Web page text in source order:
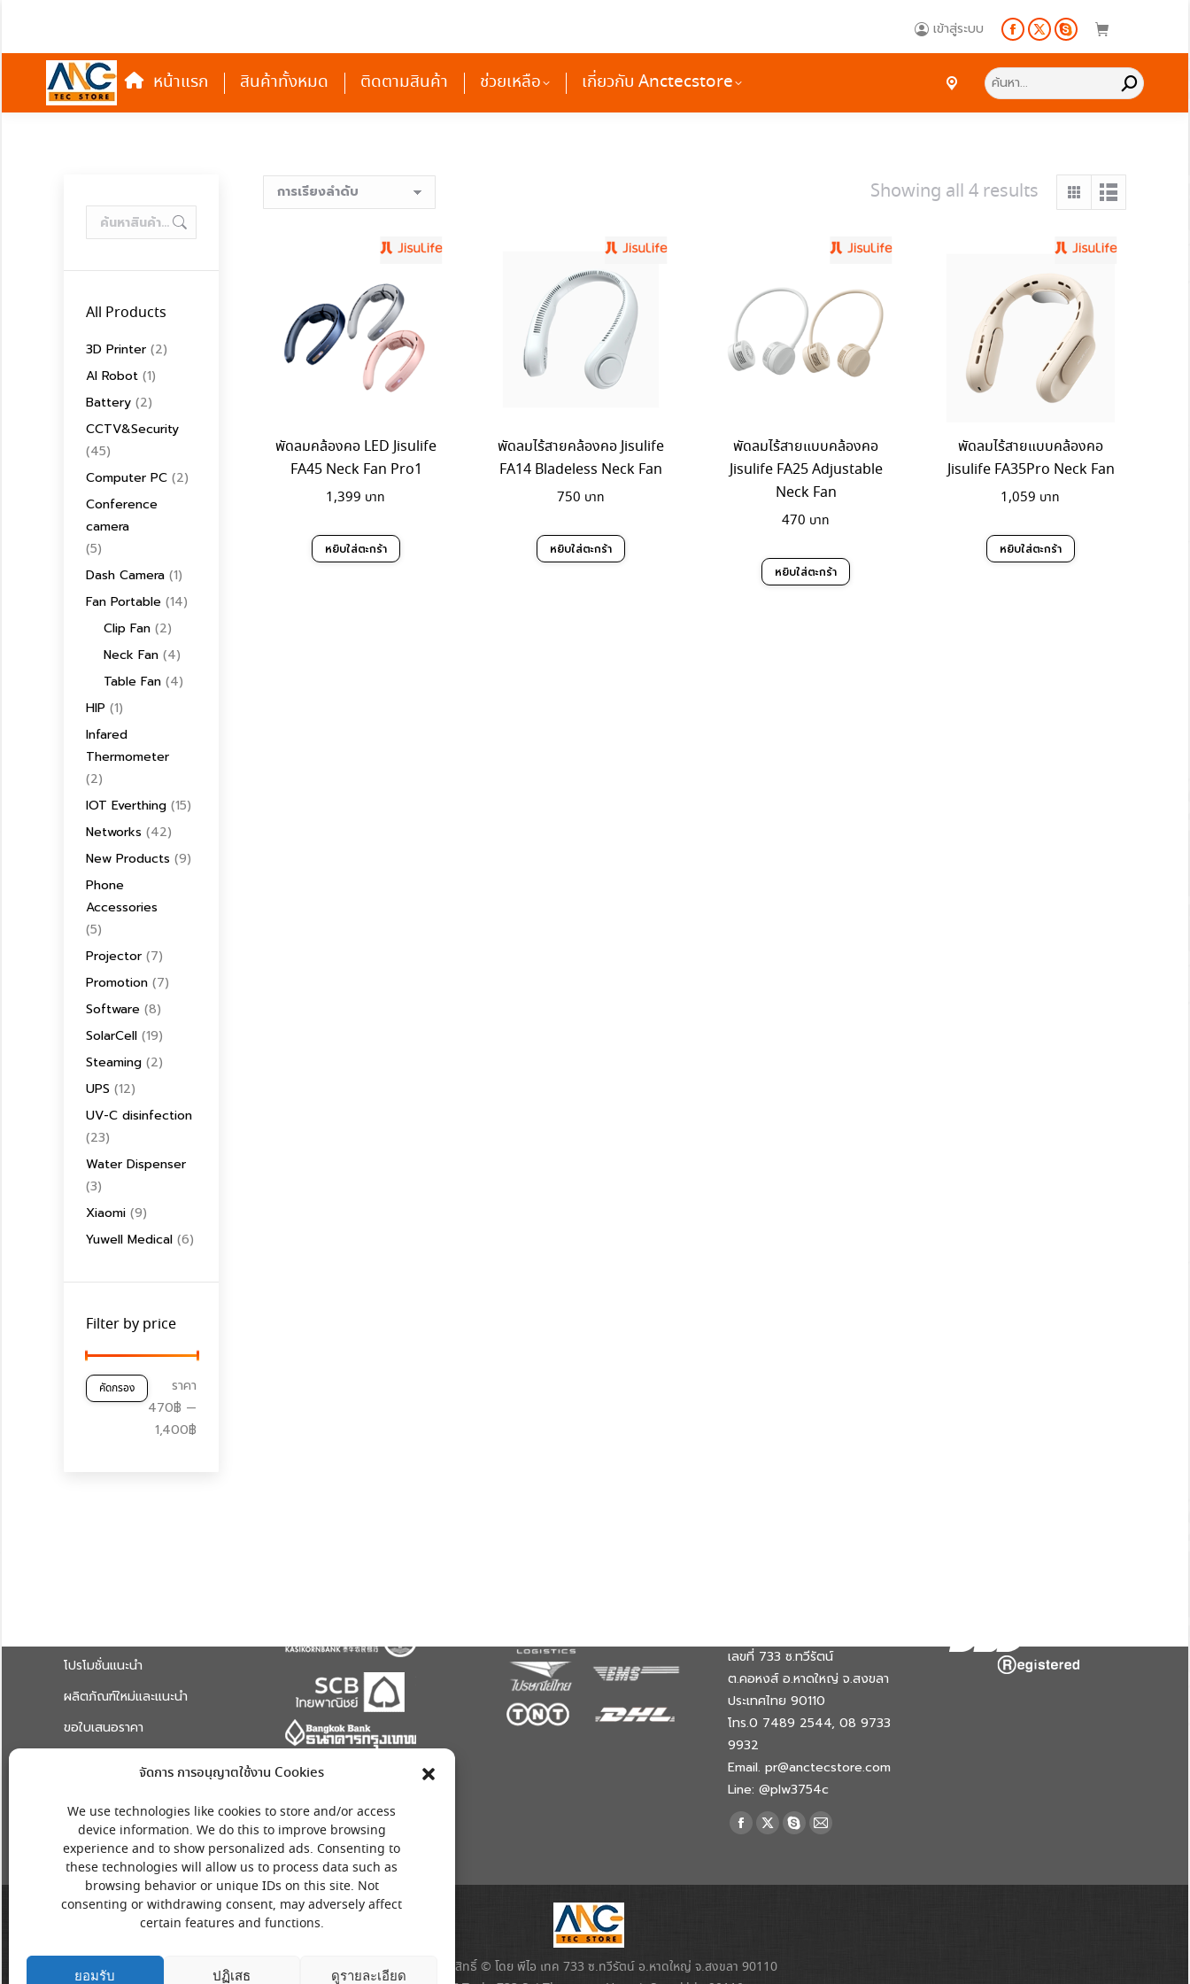
จัดการ การอนุญาตใช้งาน Cookies
We use technologies like cookies to store and/or access
device information. We do this to improve browsing
experience and to show personalized ads. Consenting to
these technologies will allow us to process data such as
browsing behavior or unique IDs on this site. Not
consenting or withdrawing consent, may adversely affect
certain features and functions.
ยอมรับ ปฏิเสธ ดูรายละเอียด
เข้าสู่ระบบ
Facebook
page
opens
in
X
page
in
Skype
page
in
หน้าแรก สินค้าทั้งหมด ติดตามสินค้า ช่วยเหลือ เกี่ยวกับ Anctecstore Search:
Showing all 4 results
พัดลมคล้องคอ LED Jisulife
FA45 Neck Fan Pro1
1,399
หยิบใส่ตะกร้า
พัดลมไร้สายคล้องคอ Jisulife
FA14 Bladeless Neck Fan
750
หยิบใส่ตะกร้า
พัดลมไร้สายแบบคล้องคอ
Jisulife FA25 Adjustable
Neck Fan
470
หยิบใส่ตะกร้า
พัดลมไร้สายแบบคล้องคอ
Jisulife FA35Pro Neck Fan
1,059
หยิบใส่ตะกร้า
All Products
3D Printer (2)
AI Robot (1)
Battery (2)
CCTV&Security
(45)
Computer PC (2)
Conference
camera
(5)
Dash Camera (1)
Fan Portable (14)
Clip Fan (2)
Neck Fan (4)
Table Fan (4)
HIP (1)
Infared
Thermometer
(2)
IOT Everthing (15)
Networks (42)
New Products (9)
Phone
Accessories
(5)
Projector (7)
Promotion (7)
Software (8)
SolarCell (19)
Steaming (2)
UPS (12)
UV-C disinfection
(23)
Water Dispenser
(3)
Xiaomi (9)
Yuwell Medical (6)
Filter by price
คัดกรอง
ราคา
470฿ —
1,400฿
โปรโมชั่นแนะนำ
ผลิตภัณฑ์ใหม่และแนะนำ
ขอใบเสนอราคา
เลขที่ 733 ซ.ทวีรัตน์
ต.คอหงส์ อ.หาดใหญ่ จ.สงขลา
ประเทศไทย 90110
โทร.0 7489 2544, 08 9733
9932
Email. pr@anctecstore.com
Line: @plw3754c
Find us on:
Facebook
X
Skype
Mail
สงวนลิขสิทธิ์ © โดย พีไอ เทค 733 ซ.ทวีรัตน์ อ.หาดใหญ่ จ.สงขลา 90110
Search: